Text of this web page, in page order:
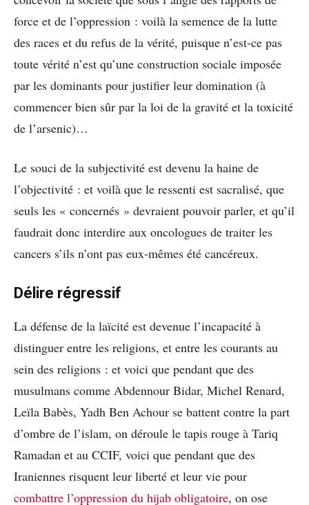
force et de l’oppression : voilà la semence de la lutte
des races et du refus de la vérité, puisque n’est-ce pas
toute vérité n’est qu’une construction sociale imposée
par les dominants pour justifier leur domination (à
commencer bien sûr par la loi de la gravité et la toxicité
de l’arsenic)…
Le souci de la subjectivité est devenu la haine de
l’objectivité : et voilà que le ressenti est sacralisé, que
seuls les « concernés » devraient pouvoir parler, et qu’il
faudrait donc interdire aux oncologues de traiter les
cancers s’ils n’ont pas eux-mêmes été cancéreux.
Délire régressif
La défense de la laïcité est devenue l’incapacité à
distinguer entre les religions, et entre les courants au
sein des religions : et voici que pendant que des
musulmans comme Abdennour Bidar, Michel Renard,
Leïla Babès, Yadh Ben Achour se battent contre la part
d’ombre de l’islam, on déroule le tapis rouge à Tariq
Ramadan et au CCIF, voici que pendant que des
Iraniennes risquent leur liberté et leur vie pour
combattre l’oppression du hijab obligatoire, on ose